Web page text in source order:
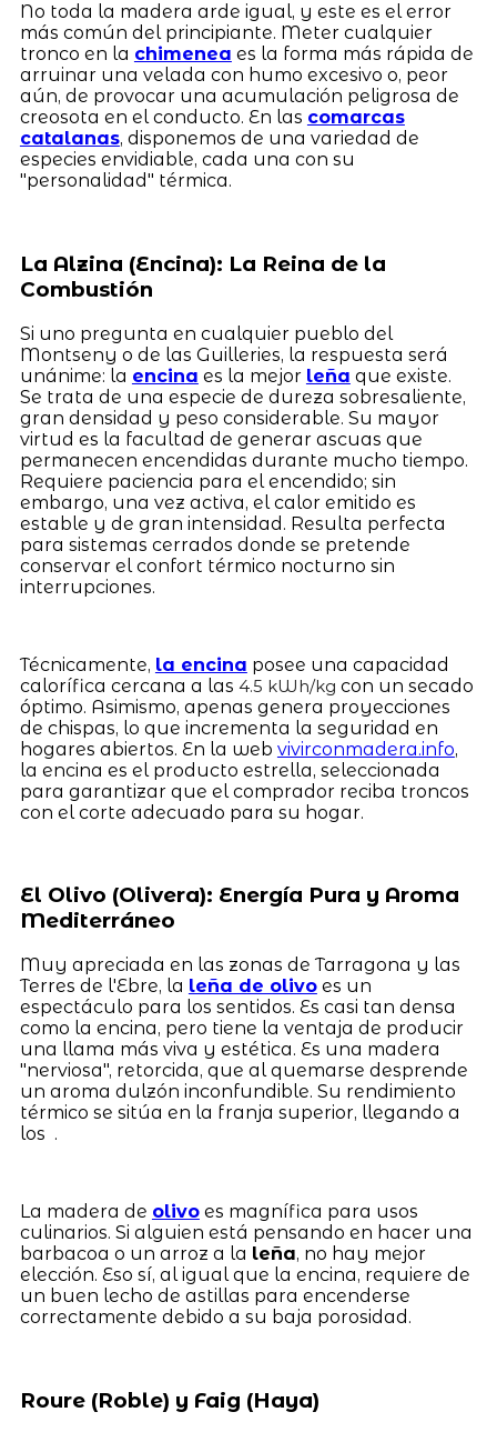
No toda la madera arde igual, y este es el error
más común del principiante. Meter cualquier
tronco en la chimenea es la forma más rápida de
arruinar una velada con humo excesivo o, peor
aún, de provocar una acumulación peligrosa de
creosota en el conducto. En las comarcas
catalanas, disponemos de una variedad de
especies envidiable, cada una con su
"personalidad" térmica.
La Alzina (Encina): La Reina de la
Combustión
Si uno pregunta en cualquier pueblo del
Montseny o de las Guilleries, la respuesta será
unánime: la encina es la mejor leña que existe.
Se trata de una especie de dureza sobresaliente,
gran densidad y peso considerable. Su mayor
virtud es la facultad de generar ascuas que
permanecen encendidas durante mucho tiempo.
Requiere paciencia para el encendido; sin
embargo, una vez activa, el calor emitido es
estable y de gran intensidad. Resulta perfecta
para sistemas cerrados donde se pretende
conservar el confort térmico nocturno sin
interrupciones.
Técnicamente, la encina posee una capacidad
calorífica cercana a las 4.5 kWh/kg con un secado
óptimo. Asimismo, apenas genera proyecciones
de chispas, lo que incrementa la seguridad en
hogares abiertos. En la web vivirconmadera.info,
la encina es el producto estrella, seleccionada
para garantizar que el comprador reciba troncos
con el corte adecuado para su hogar.
El Olivo (Olivera): Energía Pura y Aroma
Mediterráneo
Muy apreciada en las zonas de Tarragona y las
Terres de l'Ebre, la leña de olivoes un
espectáculo para los sentidos. Es casi tan densa
como la encina, pero tiene la ventaja de producir
una llama más viva y estética. Es una madera
"nerviosa", retorcida, que al quemarse desprende
un aroma dulzón inconfundible. Su rendimiento
térmico se sitúa en la franja superior, llegando a
los .
La madera de olivoes magnífica para usos
culinarios. Si alguien está pensando en hacer una
barbacoa o un arroz a la leña, no hay mejor
elección. Eso sí, al igual que la encina, requiere de
un buen lecho de astillas para encenderse
correctamente debido a su baja porosidad.
Roure (Roble) y Faig (Haya)